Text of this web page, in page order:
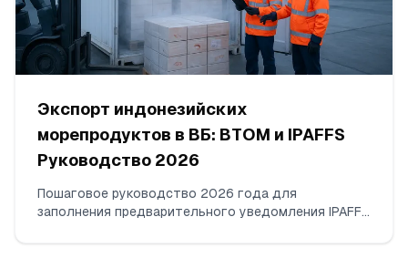
Экспорт индонезийских
морепродуктов в ВБ: BTOM и IPAFFS
Руководство 2026
Пошаговое руководство 2026 года для
заполнения предварительного уведомления IPAFFS